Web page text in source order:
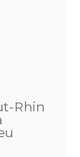
Rhin